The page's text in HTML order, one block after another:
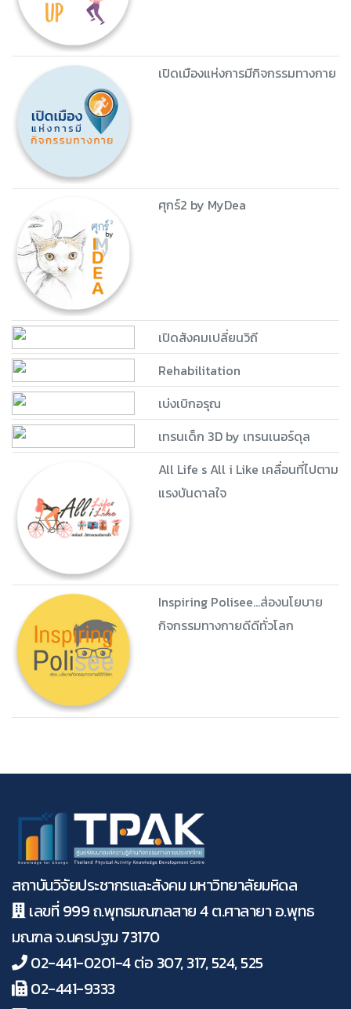
เปิดเมืองแห่งการมีกิจกรรมทางกาย
ศุกร์2 by MyDea
เปิดสังคมเปลี่ยนวิถี
Rehabilitation
เบ่งเบิกอรุณ
เทรนเด็ก 3D by เทรนเนอร์ดุล
All Life s All i Like เคลื่อนที่ไปตาม
แรงบันดาลใจ
Inspiring Polisee...ส่องนโยบาย
กิจกรรมทางกายดีดีทั่วโลก
สถาบันวิจัยประชากรและสังคม มหาวิทยาลัยมหิดล
เลขที่ 999 ถ.พุทธมณฑลสาย 4 ต.ศาลายา อ.พุทธ
มณฑล จ.นครปฐม 73170
02-441-0201-4 ต่อ 307, 317, 524, 525
02-441-9333